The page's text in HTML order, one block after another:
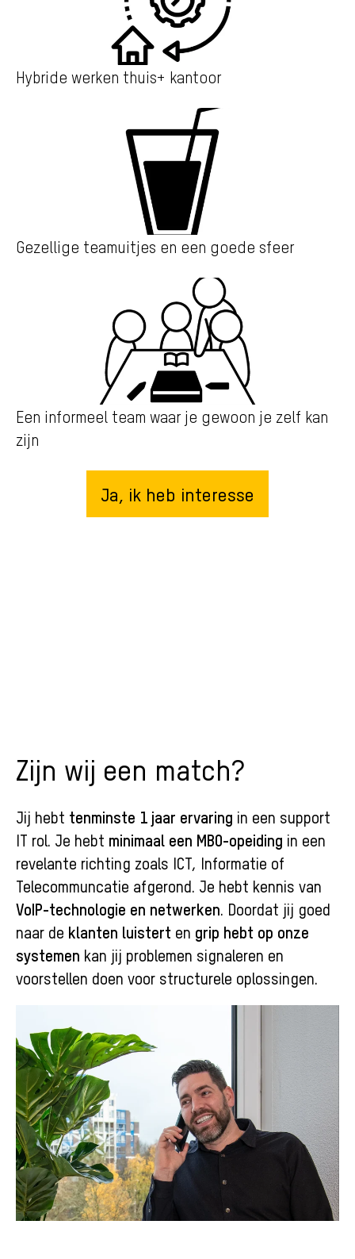
Hybride werken thuis+ kantoor
Gezellige teamuitjes en een goede sfeer
Een informeel team waar je gewoon je zelf kan
zijn
Ja, ik heb interesse
Zijn wij een match?
Jij hebt tenminste 1 jaar ervaring in een support
IT rol. Je hebt minimaal een MBO-opeiding in een
revelante richting zoals ICT, Informatie of
Telecommuncatie afgerond. Je hebt kennis van
VoIP-technologie en netwerken. Doordat jij goed
naar de klanten luistert en grip hebt op onze
systemen kan jij problemen signaleren en
voorstellen doen voor structurele oplossingen.